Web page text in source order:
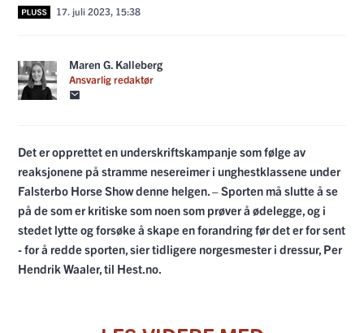
17. juli 2023, 15:38
Maren G. Kalleberg
Ansvarlig redaktør
Det er opprettet en underskriftskampanje som følge av
reaksjonene på stramme nesereimer i unghestklassene under
Falsterbo Horse Show denne helgen. – Sporten må slutte å se
på de som er kritiske som noen som prøver å ødelegge, og i
stedet lytte og forsøke å skape en forandring før det er for sent
- for å redde sporten, sier tidligere norgesmester i dressur, Per
Hendrik Waaler, til Hest.no.